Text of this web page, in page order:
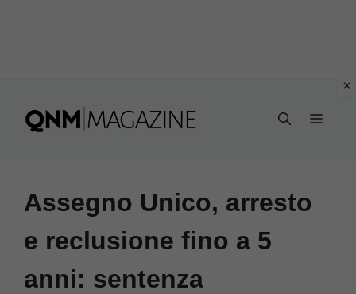
Assegno Unico, arresto
e reclusione fino a 5
anni: sentenza